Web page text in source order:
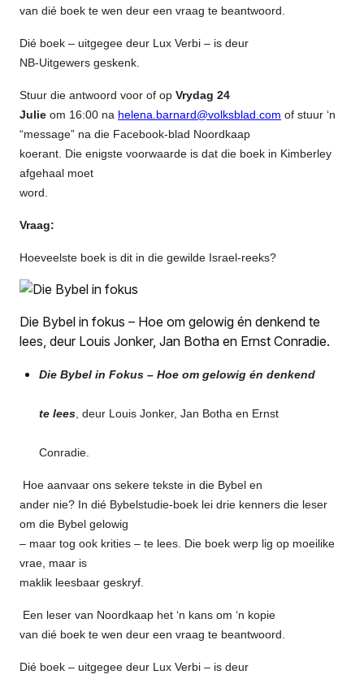
van dié boek te wen deur een vraag te beantwoord.
Dié boek – uitgegee deur Lux Verbi – is deur
NB-Uitgewers geskenk.
Stuur die antwoord voor of op Vrydag 24
Julie om 16:00 na helena.barnard@volksblad.com of stuur ‘n
“message” na die Facebook-blad Noordkaap
koerant. Die enigste voorwaarde is dat die boek in Kimberley
afgehaal moet
word.
Vraag:
Hoeveelste boek is dit in die gewilde Israel-reeks?
Die Bybel in fokus – Hoe om gelowig én denkend te
lees, deur Louis Jonker, Jan Botha en Ernst Conradie.
Die Bybel in Fokus – Hoe om gelowig én denkend
te lees , deur Louis Jonker, Jan Botha en Ernst
Conradie.
Hoe aanvaar ons sekere tekste in die Bybel en
ander nie? In dié Bybelstudie-boek lei drie kenners die leser
om die Bybel gelowig
– maar tog ook krities – te lees. Die boek werp lig op moeilike
vrae, maar is
maklik leesbaar geskryf.
Een leser van Noordkaap het ‘n kans om ‘n kopie
van dié boek te wen deur een vraag te beantwoord.
Dié boek – uitgegee deur Lux Verbi – is deur